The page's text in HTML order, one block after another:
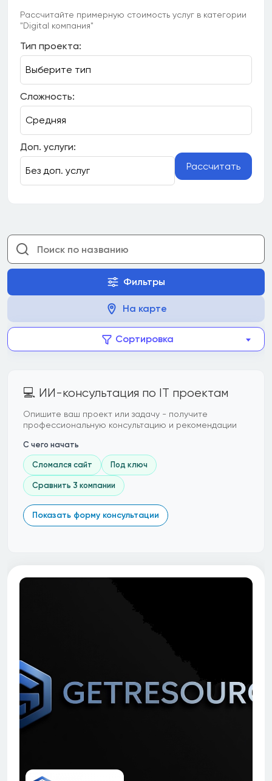
Рассчитайте примерную стоимость услуг в категории
"Digital компания"
Тип проекта:
Сложность:
Доп. услуги:
Рассчитать
Фильтры
На карте
Сортировка
💻 ИИ-консультация по IT проектам
Опишите ваш проект или задачу - получите
профессиональную консультацию и рекомендации
С чего начать
Сломался сайт Под ключ
Сравнить 3 компании
Показать форму консультации